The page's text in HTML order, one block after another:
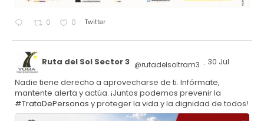
0 0 Twitter
Ruta del Sol Sector 3 @rutadelsoltram3 · 30 Jul
Nadie tiene derecho a aprovecharse de ti. Infórmate,
mantente alerta y actúa. ¡Juntos podemos prevenir la
#TrataDePersonas y proteger la vida y la dignidad de todos!